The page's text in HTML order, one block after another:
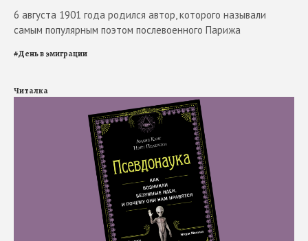
6 августа 1901 года родился автор, которого называли
самым популярным поэтом послевоенного Парижа
#День в эмиграции
Читалка